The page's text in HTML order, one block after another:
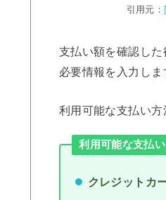
引用元：
支払い額を確認し
必要情報を入力しま
利用可能な支払い方
利用可能な支払
クレジットカ